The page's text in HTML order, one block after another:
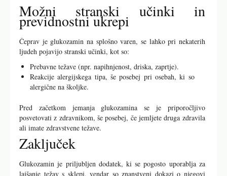
Možni stranski učinki in
previdnostni ukrepi
Čeprav je glukozamin na splošno varen, se lahko pri nekaterih
ljudeh pojavijo stranski učinki, kot so:
Prebavne težave (npr. napihnjenost, driska, zaprtje).
Reakcije alergijskega tipa, še posebej pri osebah, ki so
alergične na školjke.
Pred začetkom jemanja glukozamina se je priporočljivo
posvetovati z zdravnikom, še posebej, če jemljete druga zdravila
ali imate zdravstvene težave.
Zaključek
Glukozamin je priljubljen dodatek, ki se pogosto uporablja za
lajšanje težav s sklepi, vendar so znanstveni dokazi o njegovi